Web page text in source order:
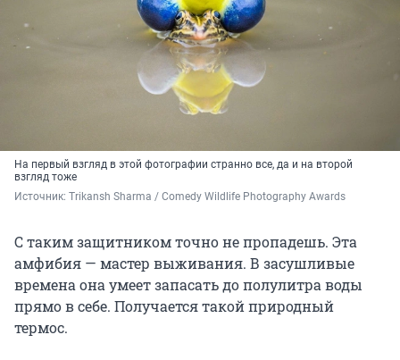
На первый взгляд в этой фотографии странно все, да и на второй
взгляд тоже
Источник: Trikansh Sharma / Comedy Wildlife Photography Awards
С таким защитником точно не пропадешь. Эта
амфибия — мастер выживания. В засушливые
времена она умеет запасать до полулитра воды
прямо в себе. Получается такой природный
термос.